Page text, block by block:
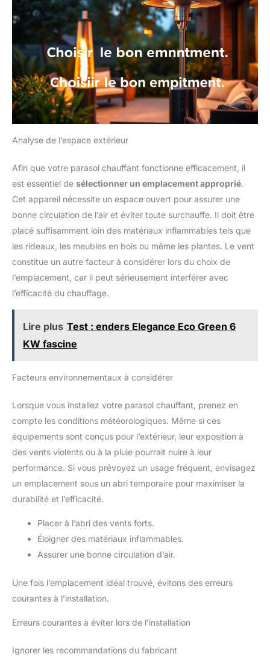
Analyse de l’espace extérieur
Afin que votre parasol chauffant fonctionne efficacement, il
est essentiel de sélectionner un emplacement approprié.
Cet appareil nécessite un espace ouvert pour assurer une
bonne circulation de l’air et éviter toute surchauffe. Il doit être
placé suffisamment loin des matériaux inflammables tels que
les rideaux, les meubles en bois ou même les plantes. Le vent
constitue un autre facteur à considérer lors du choix de
l’emplacement, car il peut sérieusement interférer avec
l’efficacité du chauffage.
Lire plus Test : enders Elegance Eco Green 6
KW fascine
Facteurs environnementaux à considérer
Lorsque vous installez votre parasol chauffant, prenez en
compte les conditions météorologiques. Même si ces
équipements sont conçus pour l’extérieur, leur exposition à
des vents violents ou à la pluie pourrait nuire à leur
performance. Si vous prévoyez un usage fréquent, envisagez
un emplacement sous un abri temporaire pour maximiser la
durabilité et l’efficacité.
Placer à l’abri des vents forts.
Éloigner des matériaux inflammables.
Assurer une bonne circulation d’air.
Une fois l’emplacement idéal trouvé, évitons des erreurs
courantes à l’installation.
Erreurs courantes à éviter lors de l’installation
Ignorer les recommandations du fabricant